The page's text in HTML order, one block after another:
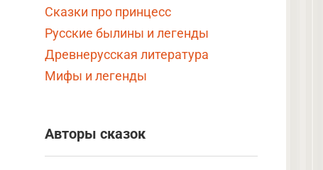
Сказки про принцесс
Русские былины и легенды
Древнерусская литература
Мифы и легенды
Авторы сказок